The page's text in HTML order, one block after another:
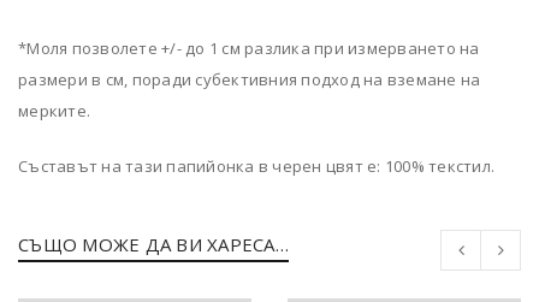
*Моля позволете +/- до 1 см разлика при измерването на
размери в см, поради субективния подход на вземане на
мерките.
Съставът на тази папийонка в черен цвят е: 100% текстил.
СЪЩО МОЖЕ ДА ВИ ХАРЕСА…